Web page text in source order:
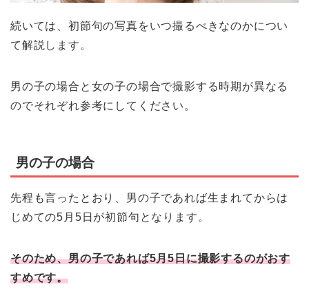
続いては、初節句の写真をいつ撮るべきなのかについ
て解説します。
男の子の場合と女の子の場合で撮影する時期が異なる
のでそれぞれ参考にしてください。
男の子の場合
先程も言ったとおり、男の子であれば生まれてからは
じめての5月5日が初節句となります。
そのため、男の子であれば5月5日に撮影するのがおす
すめです。